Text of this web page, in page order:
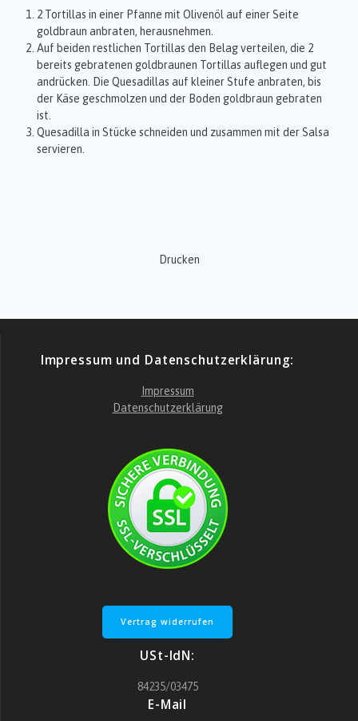
2 Tortillas in einer Pfanne mit Olivenöl auf einer Seite
goldbraun anbraten, herausnehmen.
Auf beiden restlichen Tortillas den Belag verteilen, die 2
bereits gebratenen goldbraunen Tortillas auflegen und gut
andrücken. Die Quesadillas auf kleiner Stufe anbraten, bis
der Käse geschmolzen und der Boden goldbraun gebraten
ist.
Quesadilla in Stücke schneiden und zusammen mit der Salsa
servieren.
Drucken
Impressum und Datenschutzerklärung:
Impressum
Datenschutzerklärung
Vertrag widerrufen
USt-IdN:
84235/03475
E-Mail